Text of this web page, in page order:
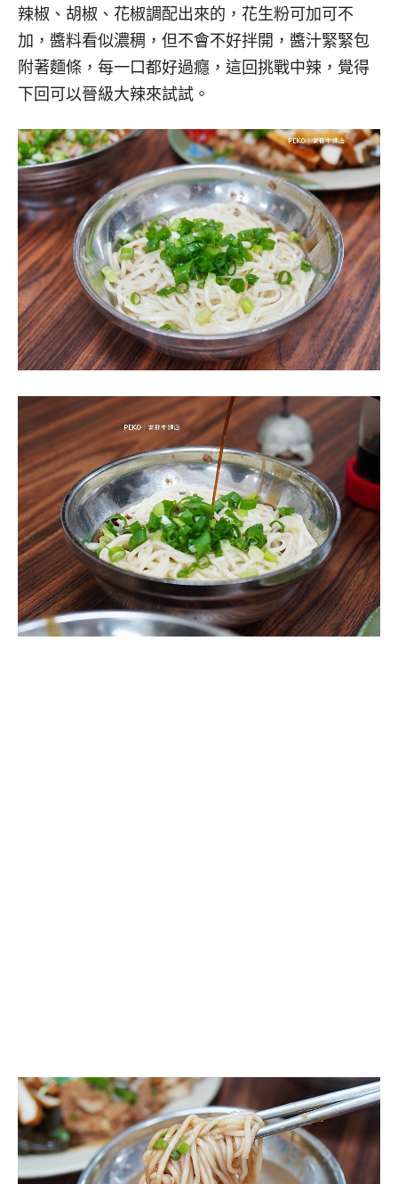
辣椒、胡椒、花椒調配出來的，花生粉可加可不
加，醬料看似濃稠，但不會不好拌開，醬汁緊緊包
附著麵條，每一口都好過癮，這回挑戰中辣，覺得
下回可以晉級大辣來試試。